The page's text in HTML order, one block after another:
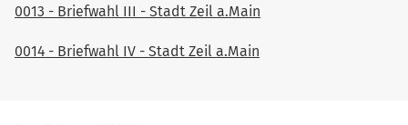
0013 - Briefwahl III - Stadt Zeil a.Main
0014 - Briefwahl IV - Stadt Zeil a.Main